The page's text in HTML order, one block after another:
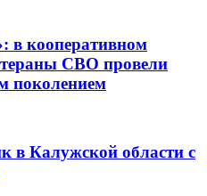
в кооперативном
СВО провели
поколением
в Калужской области с